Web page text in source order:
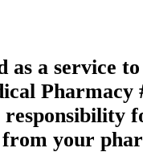
as a service
Pharmacy
your